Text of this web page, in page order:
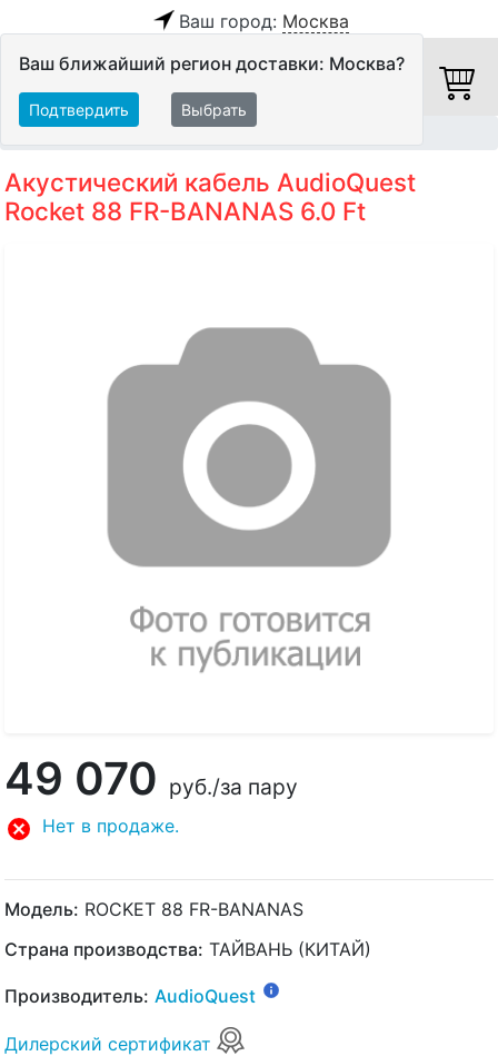
Ваш город: Москва
Ваш ближайший регион доставки: Москва?
Подтвердить Выбрать
Акустический кабель AudioQuest
Rocket 88 FR-BANANAS 6.0 Ft
49 070 руб./за пару
Нет в продаже.
Модель: ROCKET 88 FR-BANANAS
Страна производства: ТАЙВАНЬ (КИТАЙ)
Производитель: AudioQuest
Дилерский сертификат